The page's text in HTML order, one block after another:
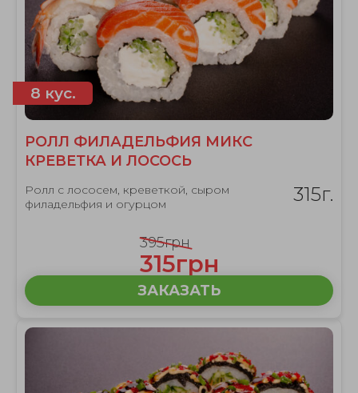
8 кус.
РОЛЛ ФИЛАДЕЛЬФИЯ МИКС
КРЕВЕТКА И ЛОСОСЬ
Ролл с лососем, креветкой, сыром
филадельфия и огурцом
315г.
395грн
315грн
ЗАКАЗАТЬ